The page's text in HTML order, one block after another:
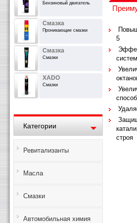
Бензиновый двигатель
Смазка
Проникающие смазки
Смазка
Смазки
XADO
Смазки
Категории
Ревитализанты
Масла
Смазки
Автомобильная химия
5
строя